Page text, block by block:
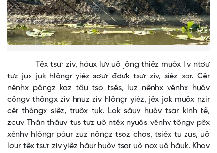
Têx tsưr ziv, hâux lưv uô jông thiêz muôx liv ntơư
tưz jux juk hlôngr yiêz sơưr đơưk tsưr ziv, siêz xar. Cêr
nênhx pôngz kaz tâu tso tsês, luz nênhx vênhx huôv
côngv thôngx ziv hnuz ziv hlôngr yiêz, jêx jok muôx nzir
cêr thôngx siêz, truôx tuk. Lok sâuv huôv tsar kinh tế,
zơưv Thân thâuv tưs tưz uô ntêx nyuôs vênhv tôngv pêx
xênhv hlôngr pâur zuz nôngz tsoz chos, tsiêx tu zus, uô
lơưr têx tsưr ziv yiêz hâur huôv tsar uô nox uô hâuk. Khov